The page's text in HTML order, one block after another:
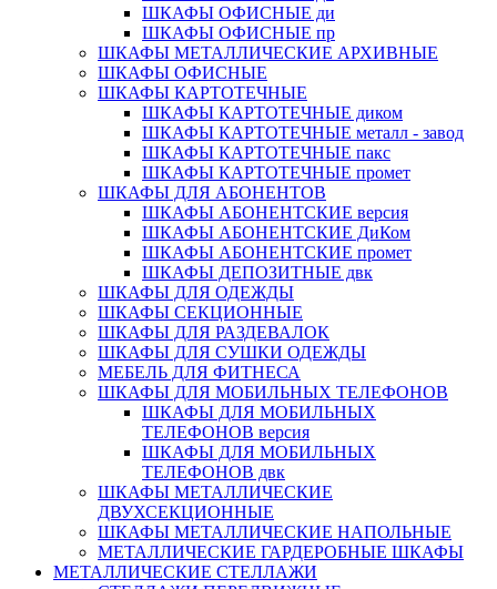
ШКАФЫ ОФИСНЫЕ ди
ШКАФЫ ОФИСНЫЕ пр
ШКАФЫ МЕТАЛЛИЧЕСКИЕ АРХИВНЫЕ
ШКАФЫ ОФИСНЫЕ
ШКАФЫ КАРТОТЕЧНЫЕ
ШКАФЫ КАРТОТЕЧНЫЕ диком
ШКАФЫ КАРТОТЕЧНЫЕ металл - завод
ШКАФЫ КАРТОТЕЧНЫЕ пакс
ШКАФЫ КАРТОТЕЧНЫЕ промет
ШКАФЫ ДЛЯ АБОНЕНТОВ
ШКАФЫ АБОНЕНТСКИЕ версия
ШКАФЫ АБОНЕНТСКИЕ ДиКом
ШКАФЫ АБОНЕНТСКИЕ промет
ШКАФЫ ДЕПОЗИТНЫЕ двк
ШКАФЫ ДЛЯ ОДЕЖДЫ
ШКАФЫ СЕКЦИОННЫЕ
ШКАФЫ ДЛЯ РАЗДЕВАЛОК
ШКАФЫ ДЛЯ СУШКИ ОДЕЖДЫ
МЕБЕЛЬ ДЛЯ ФИТНЕСА
ШКАФЫ ДЛЯ МОБИЛЬНЫХ ТЕЛЕФОНОВ
ШКАФЫ ДЛЯ МОБИЛЬНЫХ
ТЕЛЕФОНОВ версия
ШКАФЫ ДЛЯ МОБИЛЬНЫХ
ТЕЛЕФОНОВ двк
ШКАФЫ МЕТАЛЛИЧЕСКИЕ
ДВУХСЕКЦИОННЫЕ
ШКАФЫ МЕТАЛЛИЧЕСКИЕ НАПОЛЬНЫЕ
МЕТАЛЛИЧЕСКИЕ ГАРДЕРОБНЫЕ ШКАФЫ
МЕТАЛЛИЧЕСКИЕ СТЕЛЛАЖИ